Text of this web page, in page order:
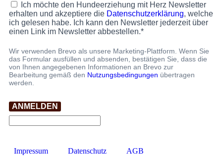
Ich möchte den Hundeerziehung mit Herz Newsletter
erhalten und akzeptiere die Datenschutzerklärung, welche
ich gelesen habe. Ich kann den Newsletter jederzeit über
einen Link im Newsletter abbestellen.*
Wir verwenden Brevo als unsere Marketing-Plattform. Wenn Sie
das Formular ausfüllen und absenden, bestätigen Sie, dass die
von Ihnen angegebenen Informationen an Brevo zur
Bearbeitung gemäß den Nutzungsbedingungen übertragen
werden.
ANMELDEN
Impressum Datenschutz AGB